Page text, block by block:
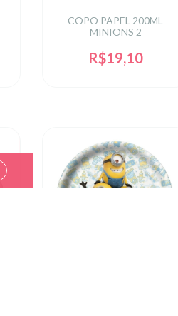
COPO PAPEL 200ML
MINIONS 2
R$19,10